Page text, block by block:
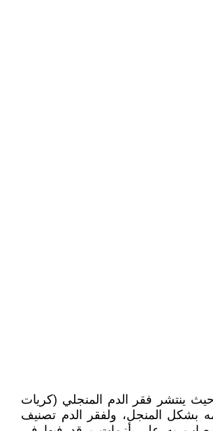
ينتشر فقر الدم المنجلي (كريات
بشكل المنجل، ولفقر الدم تصنيف